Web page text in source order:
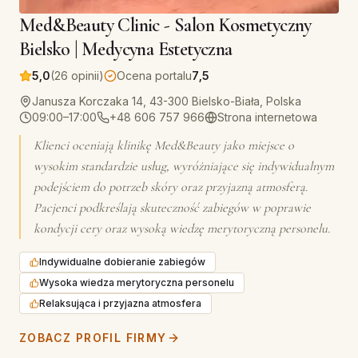
Med&Beauty Clinic - Salon Kosmetyczny
Bielsko | Medycyna Estetyczna
5,0(26 opinii) Ocena portalu7,5
Janusza Korczaka 14, 43-300 Bielsko-Biała, Polska
09:00–17:00
+48 606 757 966 Strona internetowa
Klienci oceniają klinikę Med&Beauty jako miejsce o
wysokim standardzie usług, wyróżniające się indywidualnym
podejściem do potrzeb skóry oraz przyjazną atmosferą.
Pacjenci podkreślają skuteczność zabiegów w poprawie
kondycji cery oraz wysoką wiedzę merytoryczną personelu.
Indywidualne dobieranie zabiegów
Wysoka wiedza merytoryczna personelu
Relaksująca i przyjazna atmosfera
ZOBACZ PROFIL FIRMY